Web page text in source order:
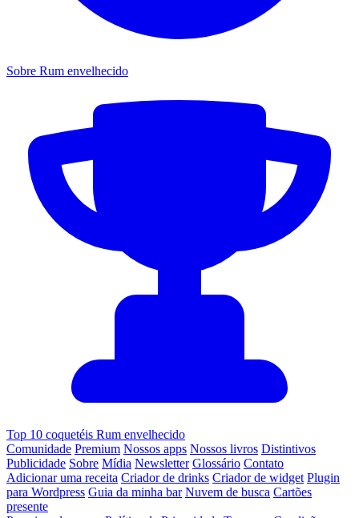
Sobre Rum envelhecido
Top 10 coquetéis Rum envelhecido
Comunidade Premium Nossos apps Nossos livros Distintivos
Publicidade Sobre Mídia Newsletter Glossário Contato
Adicionar uma receita Criador de drinks Criador de widget Plugin
para Wordpress Guia da minha bar Nuvem de busca Cartões
presente